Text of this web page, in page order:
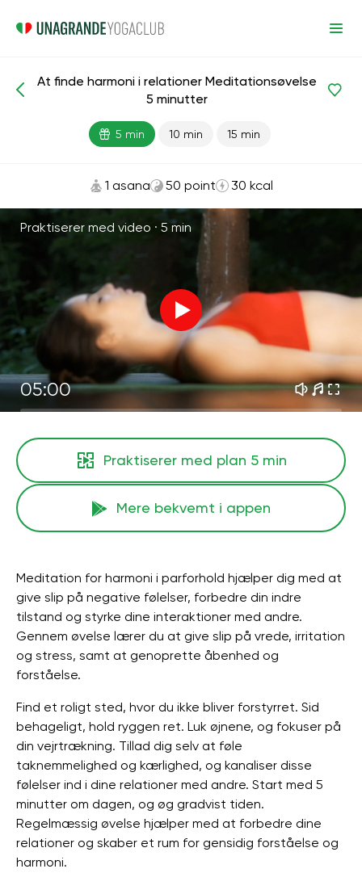
Meditationer og vejrtrækning
At finde harmoni i relationer Meditationsøvelse
5 minutter
5 min 10 min 15 min
1 asana 50 point 30 kcal
Praktiserer med video · 5 min
05:00
Praktiserer med plan 5 min
Mere bekvemt i appen
Meditation for harmoni i parforhold hjælper dig med at
give slip på negative følelser, forbedre din indre
tilstand og styrke dine interaktioner med andre.
Gennem øvelse lærer du at give slip på vrede, irritation
og stress, samt at genoprette åbenhed og
forståelse.
Find et roligt sted, hvor du ikke bliver forstyrret. Sid
behageligt, hold ryggen ret. Luk øjnene, og fokuser på
din vejrtrækning. Tillad dig selv at føle
taknemmelighed og kærlighed, og kanaliser disse
følelser ind i dine relationer med andre. Start med 5
minutter om dagen, og øg gradvist tiden.
Regelmæssig øvelse hjælper med at forbedre dine
relationer og skaber et rum for gensidig forståelse og
harmoni.